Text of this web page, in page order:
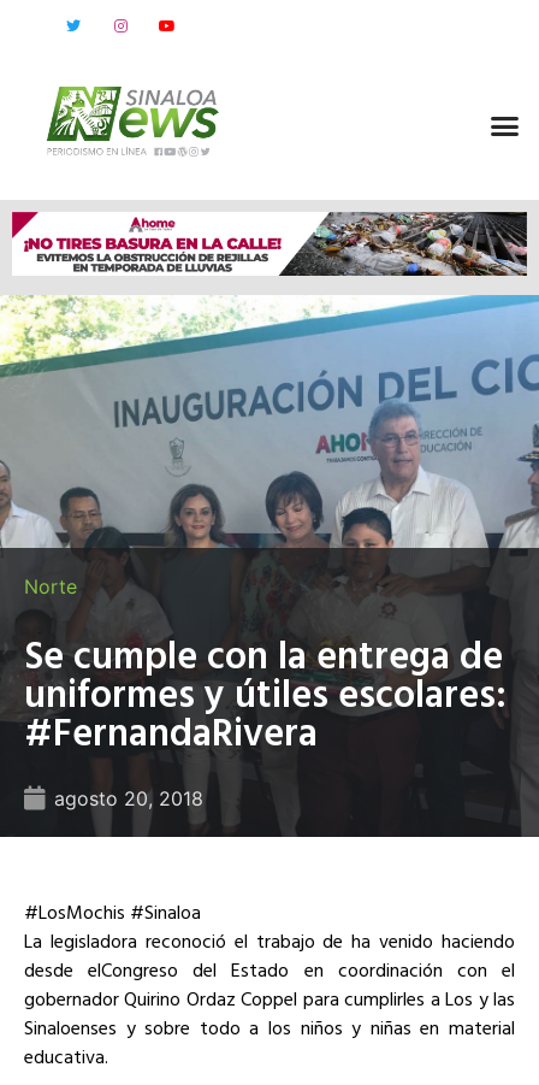
Norte
Se cumple con la entrega de
uniformes y útiles escolares:
#FernandaRivera
agosto 20, 2018
#LosMochis #Sinaloa
La legisladora reconoció el trabajo de ha venido haciendo
desde elCongreso del Estado en coordinación con el
gobernador Quirino Ordaz Coppel para cumplirles a Los y las
Sinaloenses y sobre todo a los niños y niñas en material
educativa.